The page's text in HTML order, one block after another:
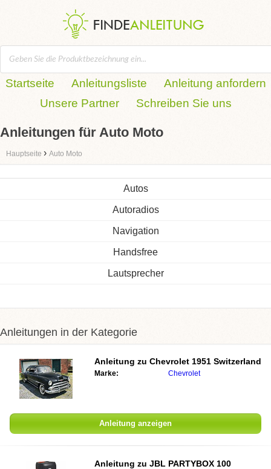
Startseite Anleitungsliste
Anleitung anfordern
Unsere Partner
Schreiben Sie uns
Anleitungen für Auto Moto
Hauptseite › Auto Moto
Autos
Autoradios
Navigation
Handsfree
Lautsprecher
Anleitungen in der Kategorie
Anleitung zu Chevrolet 1951 Switzerland
Marke: Chevrolet
Anleitung anzeigen
Anleitung zu JBL PARTYBOX 100